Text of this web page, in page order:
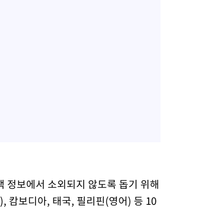
정보에서 소외되지 않도록 돕기 위해
캄보디아, 태국, 필리핀(영어) 등 10